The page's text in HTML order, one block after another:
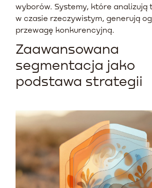
wyborów. Systemy, które analizują
w czasie rzeczywistym, generują
przewagę konkurencyjną.
Zaawansowana
segmentacja jako
podstawa strategii